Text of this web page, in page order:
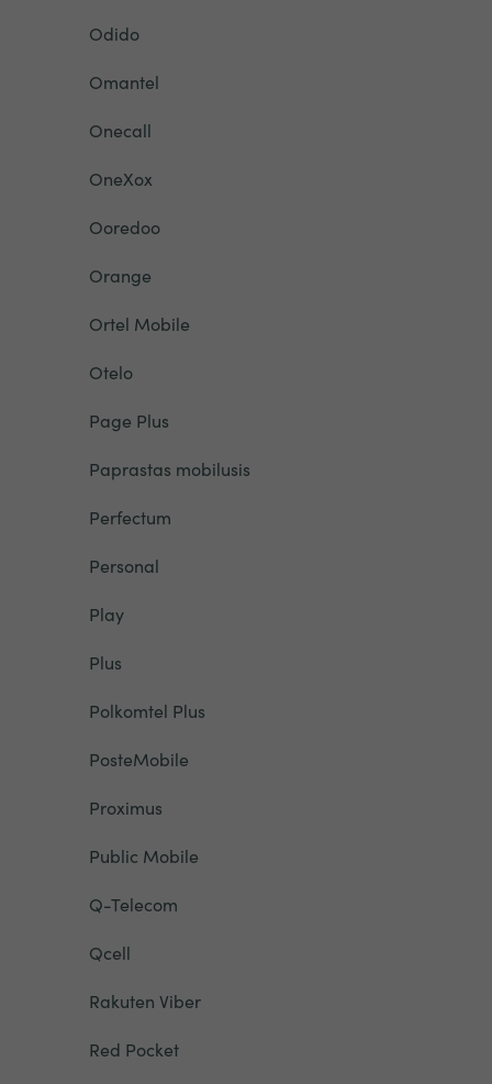
Odido
Omantel
Onecall
OneXox
Ooredoo
Orange
Ortel Mobile
Otelo
Page Plus
Paprastas mobilusis
Perfectum
Personal
Play
Plus
Polkomtel Plus
PosteMobile
Proximus
Public Mobile
Q-Telecom
Qcell
Rakuten Viber
Red Pocket